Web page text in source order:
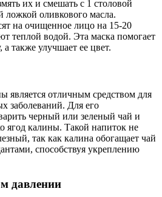
их и смешать с 1 столовой
ложкой оливкового масла.
на очищенное лицо на 15-20
теплой водой. Эта маска помогает
также улучшает ее цвет.
является отличным средством для
заболеваний. Для его
черный или зеленый чай и
ягод калины. Такой напиток не
так как калина обогащает чай
способствуя укреплению
давлении